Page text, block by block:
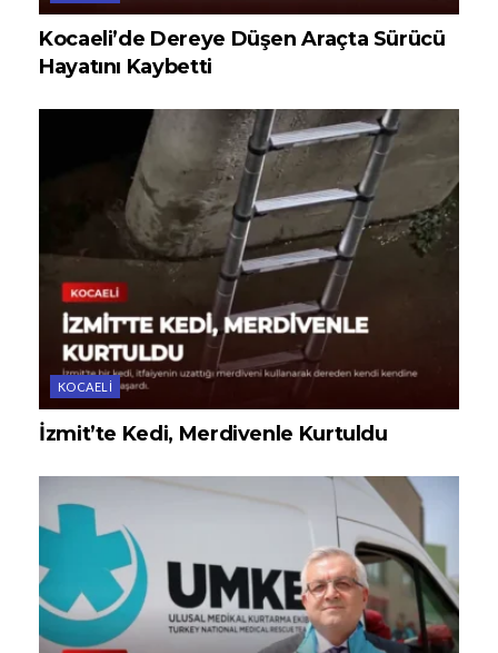
Kocaeli’de Dereye Düşen Araçta Sürücü
Hayatını Kaybetti
KOCAELI
İzmit’te Kedi, Merdivenle Kurtuldu